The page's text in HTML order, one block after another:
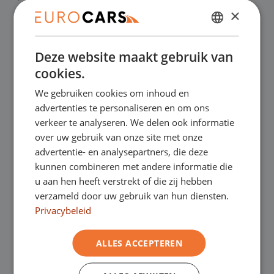
Online kopen, niet goed geld terug
Financial lease – Soepele acceptatie
Gratis thuisbezorgd bij online aankoop
Onze showrooms
Je bent van harte welkom in een van onze
showrooms om de occasions te bekijken –
en natuurlijk voor een lekkere kop koffie!
kunt in Asten terecht voor onze
DUTCH
ENGLISH
×
Deze website maakt gebruik van
cookies.
We gebruiken cookies om inhoud en
advertenties te personaliseren en om ons
verkeer te analyseren. We delen ook informatie
over uw gebruik van onze site met onze
advertentie- en analysepartners, die deze
kunnen combineren met andere informatie die
u aan hen heeft verstrekt of die zij hebben
verzameld door uw gebruik van hun diensten.
Privacybeleid
ALLES ACCEPTEREN